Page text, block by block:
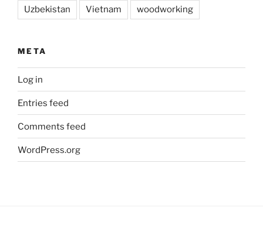
Uzbekistan Vietnam woodworking
META
Log in
Entries feed
Comments feed
WordPress.org